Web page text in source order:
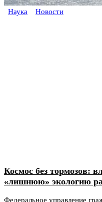
Наука Новости
Космос без тормозов:
«лишнюю» экологию
Федеральное управление